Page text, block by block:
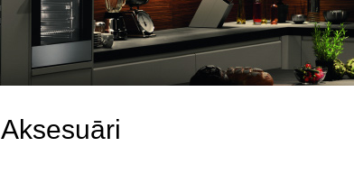
Aksesuāri